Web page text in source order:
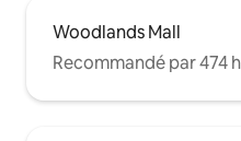
Woodlands Mall
Recommandé par 474